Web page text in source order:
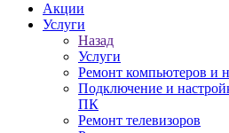
Акции
Услуги
Назад
Услуги
Ремонт компьютеров и
Подключение и
ПК
Ремонт телевизоров